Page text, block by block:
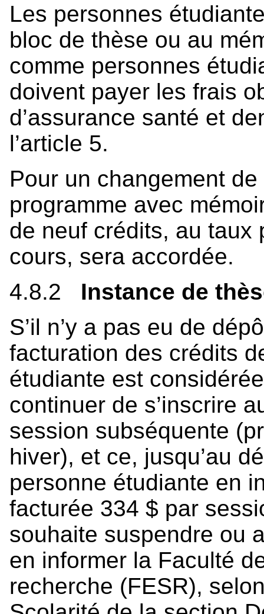
Les personnes
bloc de thèse ou au
comme personnes
doivent payer les frais
d’assurance santé et
l’article 5.
Pour un changement
programme avec
de neuf crédits, au taux
cours, sera accordée.
4.8.2 Instance de
S’il n’y a pas eu de
facturation des crédits
étudiante est
continuer de s’inscrire
session subséquente
hiver), et ce, jusqu’au
personne étudiante en
facturée 334 $ par
souhaite suspendre ou
en informer la Faculté
recherche (FESR),